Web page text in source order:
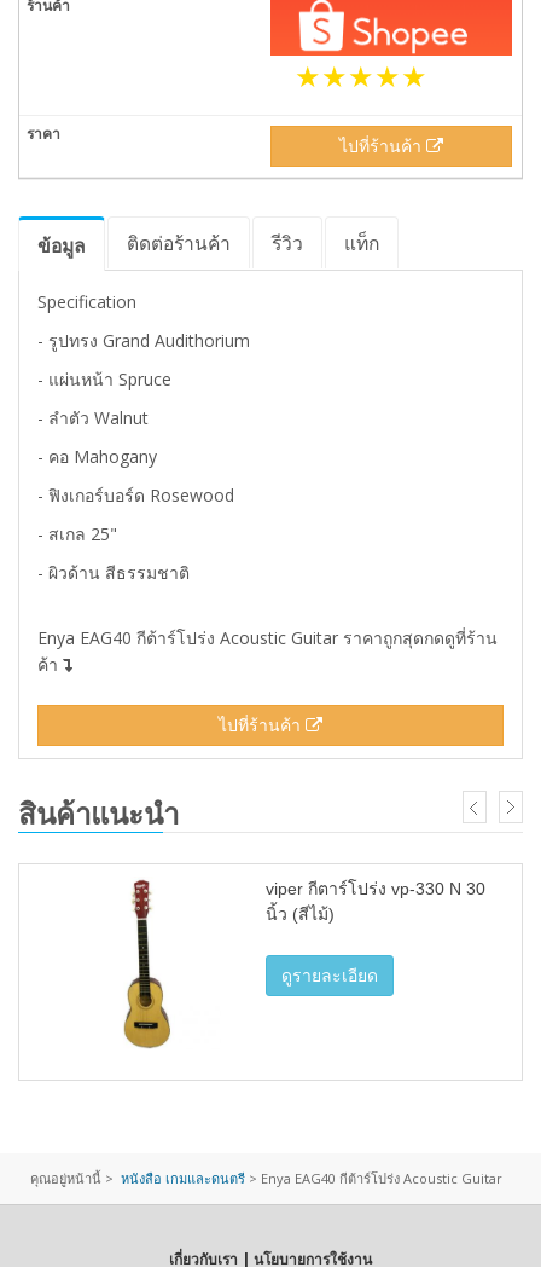
ไปที่ร้านค้า
ข้อมูล ติดต่อร้านค้า รีวิว แท็ก
Specification
- รูปทรง Grand Audithorium
- แผ่นหน้า Spruce
- ลำตัว Walnut
- คอ Mahogany
- ฟิงเกอร์บอร์ด Rosewood
- สเกล 25"
- ผิวด้าน สีธรรมชาติ
Enya EAG40 กีต้าร์โปร่ง Acoustic Guitar ราคาถูกสุดกดดูที่ร้าน
ค้า
ไปที่ร้านค้า
สินค้าแนะนำ
viper กีตาร์โปร่ง vp-330 N 30
นิ้ว (สีไม้)
ดูรายละเอียด
คุณอยู่หน้านี้ > หนังสือ เกมและดนตรี > Enya EAG40 กีต้าร์โปร่ง Acoustic Guitar
เกี่ยวกับเรา | นโยบายการใช้งาน